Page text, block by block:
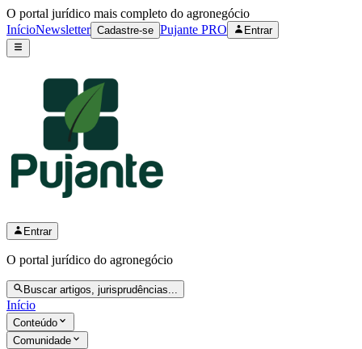
O portal jurídico mais completo do agronegócio
InícioNewsletter Cadastre-se Pujante PRO Entrar
Entrar
O portal jurídico do agronegócio
Buscar artigos, jurisprudências...
Início
Conteúdo
Comunidade